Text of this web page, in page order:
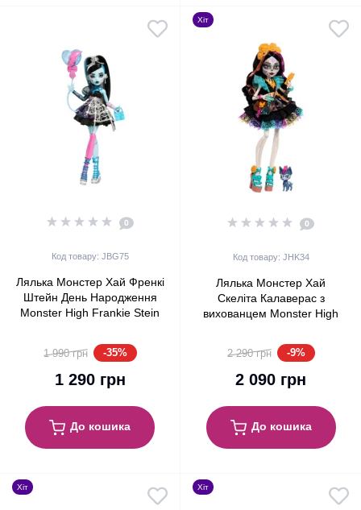
0
Код товару: JBG75
Лялька Монстер Хай Френкі
Штейн День Народження
Monster High Frankie Stein
(JBG75)
1 990 грн -35%
1 290 грн
До кошика
Хіт
0
Код товару: JHK34
Лялька Монстер Хай
Скеліта Калаверас з
вихованцем Monster High
Dog Candelita Mattel
(JHK34)
2 290 грн -9%
2 090 грн
До кошика
Хіт Хіт